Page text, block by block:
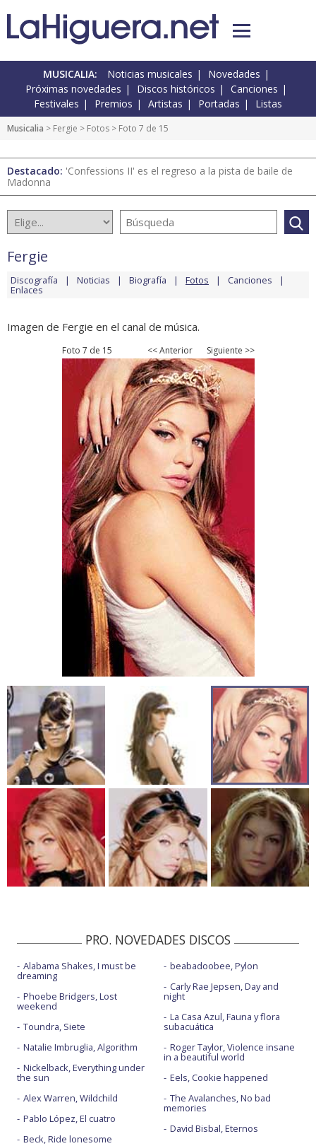
MUSICALIA: Noticias musicales
Novedades
Próximas novedades
Discos históricos
Canciones
Festivales
Premios Artistas Portadas Listas
Musicalia > Fergie > Fotos > Foto 7 de 15
Destacado: 'Confessions II' es el regreso a la pista de baile de
Madonna
Fergie
Discografía Noticias Biografía Fotos Canciones
Enlaces
Imagen de Fergie en el canal de música.
Foto 7 de 15 << Anterior Siguiente >>
PRO. NOVEDADES DISCOS
Alabama Shakes, I must be
dreaming
Phoebe Bridgers, Lost
weekend
Toundra, Siete
Natalie Imbruglia, Algorithm
Nickelback, Everything under
the sun
Alex Warren, Wildchild
Pablo López, El cuatro
Beck, Ride lonesome
beabadoobee, Pylon
Carly Rae Jepsen, Day and
night
La Casa Azul, Fauna y flora
subacuática
Roger Taylor, Violence insane
in a beautiful world
Eels, Cookie happened
The Avalanches, No bad
memories
David Bisbal, Eternos